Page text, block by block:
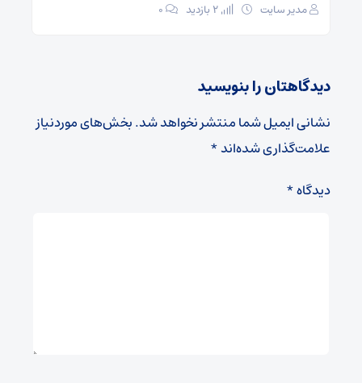
مدیر سایت ۰
دیدگاهتان را بنویسید
نشانی ایمیل شما منتشر نخواهد شد.بخش‌های موردنیاز
علامت‌گذاری شده‌اند*
دیدگاه*